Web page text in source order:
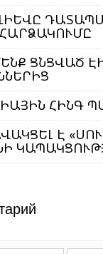
ՑՆՑՎԱԾ
ՀԻՆԳ
Է